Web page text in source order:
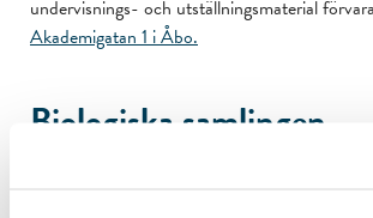
undervisnings- och utställningsmaterial
Akademigatan 1 i Åbo.
Biologiska samlingen
De biologiska samlingarna har tillkommit